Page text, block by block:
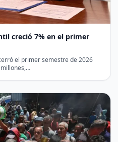
creció 7% en el primer
el primer semestre de 2026